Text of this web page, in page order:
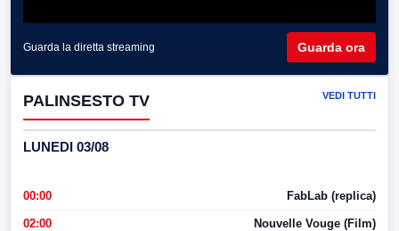
Guarda la diretta streaming Guarda ora
PALINSESTO TV VEDI TUTTI
LUNEDI 03/08
00:00 FabLab (replica)
02:00 Nouvelle Vouge (Film)